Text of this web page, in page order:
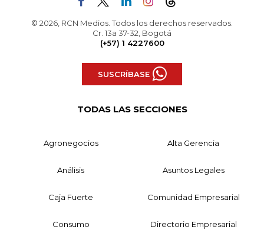
© 2026, RCN Medios. Todos los derechos reservados.
Cr. 13a 37-32, Bogotá
(+57) 1 4227600
SUSCRÍBASE
TODAS LAS SECCIONES
Agronegocios Alta Gerencia
Análisis Asuntos Legales
Caja Fuerte Comunidad Empresarial
Consumo Directorio Empresarial